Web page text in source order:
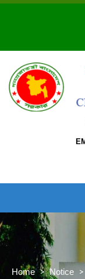
Skip
Home > Notice >